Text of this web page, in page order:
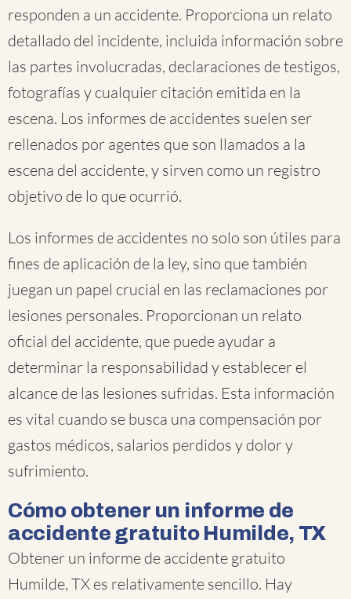
responden a un accidente. Proporciona un relato
detallado del incidente, incluida información sobre
las partes involucradas, declaraciones de testigos,
fotografías y cualquier citación emitida en la
escena. Los informes de accidentes suelen ser
rellenados por agentes que son llamados a la
escena del accidente, y sirven como un registro
objetivo de lo que ocurrió.
Los informes de accidentes no solo son útiles para
fines de aplicación de la ley, sino que también
juegan un papel crucial en las reclamaciones por
lesiones personales. Proporcionan un relato
oficial del accidente, que puede ayudar a
determinar la responsabilidad y establecer el
alcance de las lesiones sufridas. Esta información
es vital cuando se busca una compensación por
gastos médicos, salarios perdidos y dolor y
sufrimiento.
Cómo obtener un informe de
accidente gratuito Humilde, TX
Obtener un informe de accidente gratuito
Humilde, TX es relativamente sencillo. Hay